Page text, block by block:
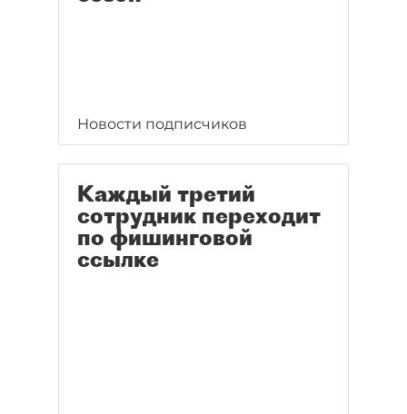
Новости подписчиков
Каждый третий
сотрудник переходит
по фишинговой
ссылке